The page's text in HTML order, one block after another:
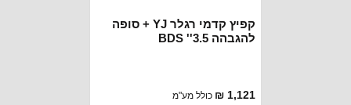
קפיץ קדמי רגלר YJ + סופה
להגבהה 3.5'' BDS
1,121 ₪ כולל מע"מ